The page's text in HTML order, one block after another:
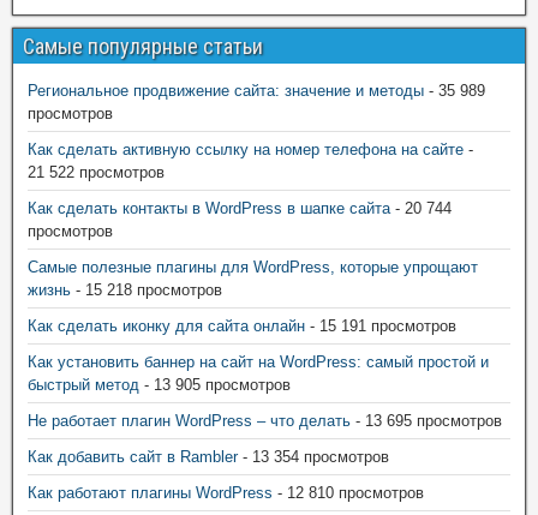
Самые популярные статьи
Региональное продвижение сайта: значение и методы - 35 989
просмотров
Как сделать активную ссылку на номер телефона на сайте -
21 522 просмотров
Как сделать контакты в WordPress в шапке сайта - 20 744
просмотров
Самые полезные плагины для WordPress, которые упрощают
жизнь - 15 218 просмотров
Как сделать иконку для сайта онлайн - 15 191 просмотров
Как установить баннер на сайт на WordPress: самый простой и
быстрый метод - 13 905 просмотров
Не работает плагин WordPress – что делать - 13 695 просмотров
Как добавить сайт в Rambler- 13 354 просмотров
Как работают плагины WordPress - 12 810 просмотров